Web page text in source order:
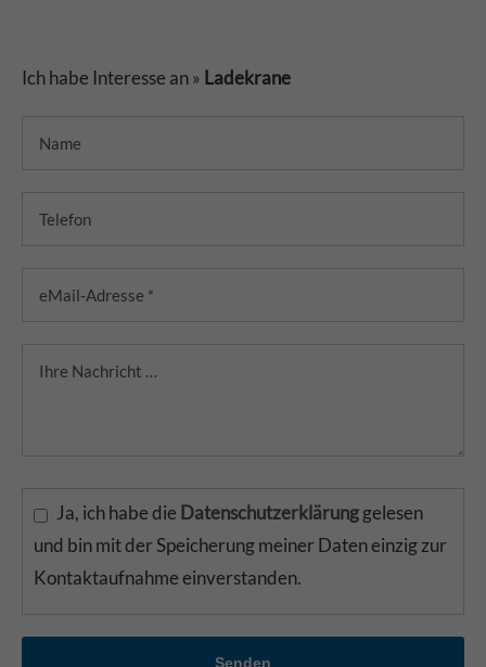
Ich habe Interesse an » Ladekrane
Ja, ich habe die Datenschutzerklärunggelesen
und bin mit der Speicherung meiner Daten einzig zur
Kontaktaufnahme einverstanden.
Senden